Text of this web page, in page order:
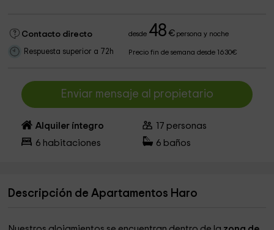
Contacto directo desde 48 €persona y noche
Respuesta superior a 72h Precio fin de semana desde 1630€
Enviar mensaje al propietario
Alquiler íntegro 17 personas
6 habitaciones 6 baños
Descripción de Apartamentos Haro